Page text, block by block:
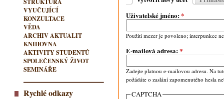
Uživatelské jméno:*
Použití mezer je povoleno; interpunkce
E-mailová adresa:*
Zadejte platnou e-mailovou adresu. Na
požádáte o zaslání zapomenutého hesla
CAPTCHA
VYUČUJÍCÍ
KONZULTACE
VĚDA
ARCHIV AKTUALIT
KNIHOVNA
AKTIVITY STUDENTŮ
SPOLEČENSKÝ ŽIVOT
SEMINÁŘE
Rychlé odkazy